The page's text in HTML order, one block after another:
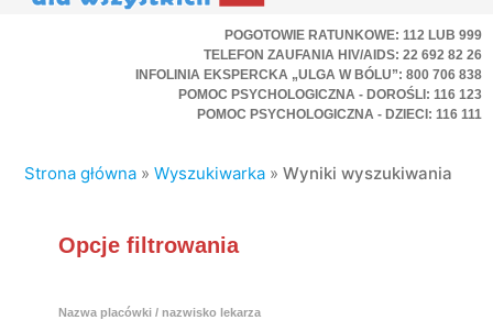
POGOTOWIE RATUNKOWE: 112 LUB 999
TELEFON ZAUFANIA HIV/AIDS: 22 692 82 26
INFOLINIA EKSPERCKA „ULGA W BÓLU”: 800 706 838
POMOC PSYCHOLOGICZNA - DOROŚLI: 116 123
POMOC PSYCHOLOGICZNA - DZIECI: 116 111
Strona główna »Wyszukiwarka »Wyniki wyszukiwania
Opcje filtrowania
Nazwa placówki / nazwisko lekarza